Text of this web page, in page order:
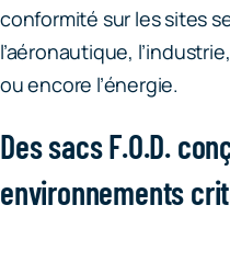
conformité sur les sites
l’aéronautique,
ou encore l’énergie.
Des sacs F.O.D.
environnements